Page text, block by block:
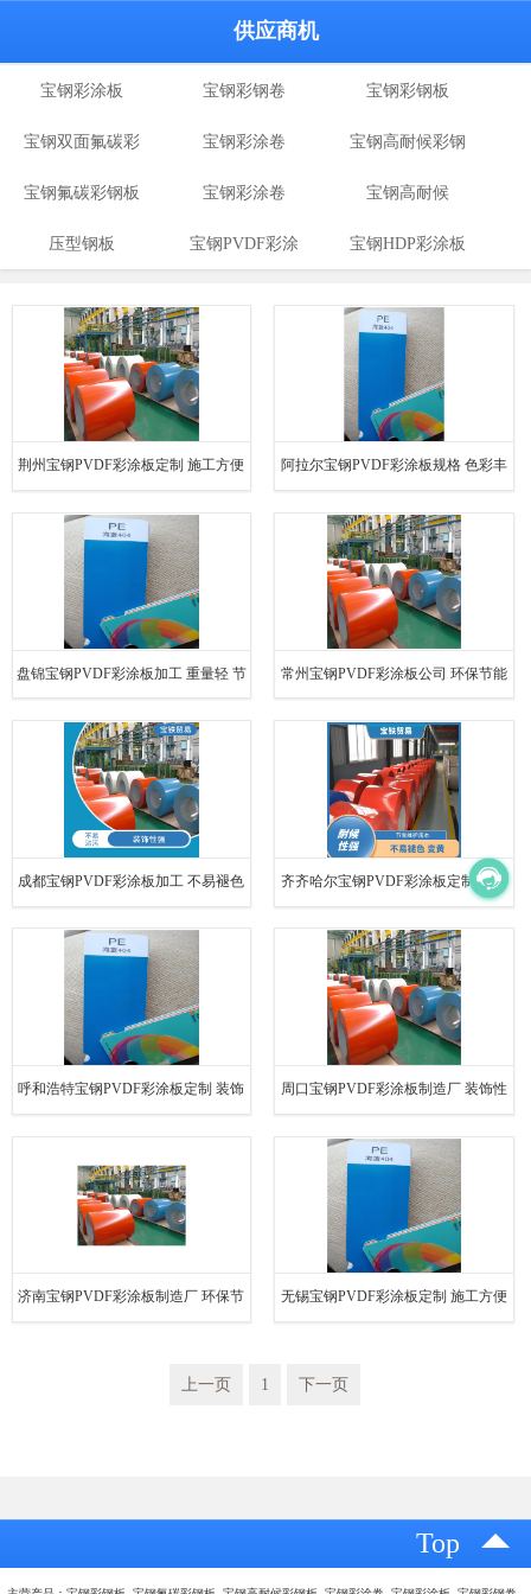
供应商机
宝钢彩涂板 宝钢彩钢卷 宝钢彩钢板
宝钢双面氟碳彩
涂板
宝钢彩涂卷 宝钢高耐候彩钢
板
宝钢氟碳彩钢板 宝钢彩涂卷 宝钢高耐候
压型钢板 宝钢PVDF彩涂 宝钢HDP彩涂板
荆州宝钢PVDF彩涂板定制 施工方便 阿拉尔宝钢PVDF彩涂板规格 色彩丰
盘锦宝钢PVDF彩涂板加工 重量轻 节 常州宝钢PVDF彩涂板公司 环保节能
成都宝钢PVDF彩涂板加工 不易褪色
变黄 节省维护成本
齐齐哈尔宝钢PVDF彩涂板定制 施工
方便 便于施工和安装
呼和浩特宝钢PVDF彩涂板定制 装饰 周口宝钢PVDF彩涂板制造厂 装饰性
济南宝钢PVDF彩涂板制造厂 环保节 无锡宝钢PVDF彩涂板定制 施工方便
上一页 1 下一页
Top